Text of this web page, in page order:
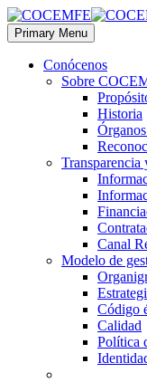
Primary Menu
Conócenos
Sobre
Historia
Transparencia
Canal
Modelo de
Código
Calidad
Política